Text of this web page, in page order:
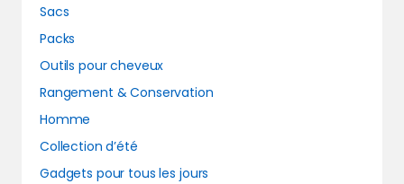
Sacs
Packs
Outils pour cheveux
Rangement & Conservation
Homme
Collection d’été
Gadgets pour tous les jours